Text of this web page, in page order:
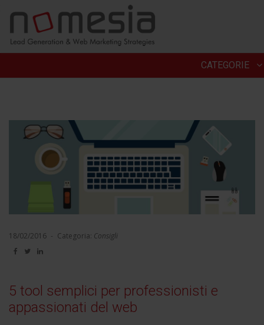
CATEGORIE
18/02/2016 - Categoria: Consigli
5 tool semplici per professionisti e
appassionati del web